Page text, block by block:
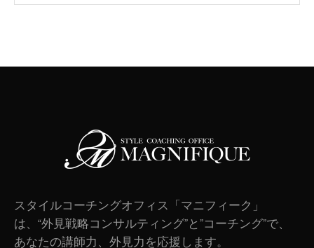
スタイルコーチングオフィス「マニフィーク」
は、“外見戦略コンサルティング”と”コーチング”で、
あなたの講師力、外見力を応援します。